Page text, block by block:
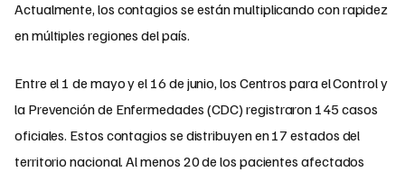
Actualmente, los contagios se están multiplicando con rapidez
en múltiples regiones del país.
Entre el 1 de mayo y el 16 de junio, los Centros para el Control y
la Prevención de Enfermedades (CDC) registraron 145 casos
oficiales. Estos contagios se distribuyen en 17 estados del
territorio nacional. Al menos 20 de los pacientes afectados